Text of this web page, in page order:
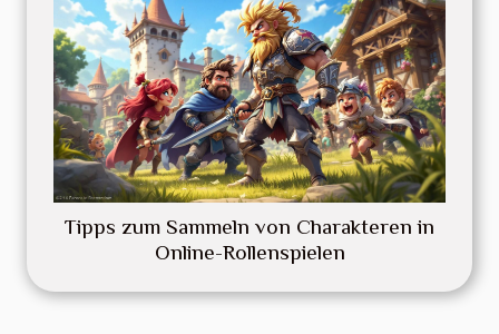
Tipps zum Sammeln von Charakteren in
Online-Rollenspielen